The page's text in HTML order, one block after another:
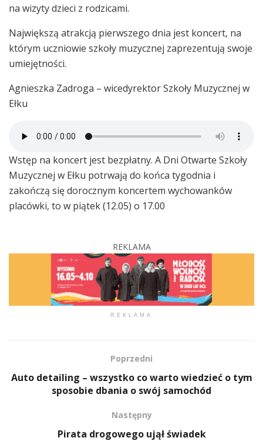
na wizyty dzieci z rodzicami.
Największą atrakcją pierwszego dnia jest koncert, na
którym uczniowie szkoły muzycznej zaprezentują swoje
umiejętności.
Agnieszka Zadroga – wicedyrektor Szkoły Muzycznej w
Ełku
Wstęp na koncert jest bezpłatny. A Dni Otwarte Szkoły
Muzycznej w Ełku potrwają do końca tygodnia i
zakończą się dorocznym koncertem wychowanków
placówki, to w piątek (12.05) o 17.00
REKLAMA
REKLAMA
Poprzedni
Auto detailing – wszystko co warto wiedzieć o tym
sposobie dbania o swój samochód
Następny
Pirata drogowego ujął świadek